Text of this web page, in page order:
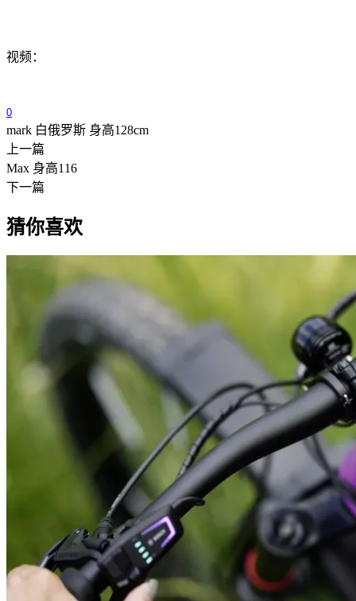
视频：
0
mark 白俄罗斯 身高128cm
上一篇
Max 身高116
下一篇
猜你喜欢